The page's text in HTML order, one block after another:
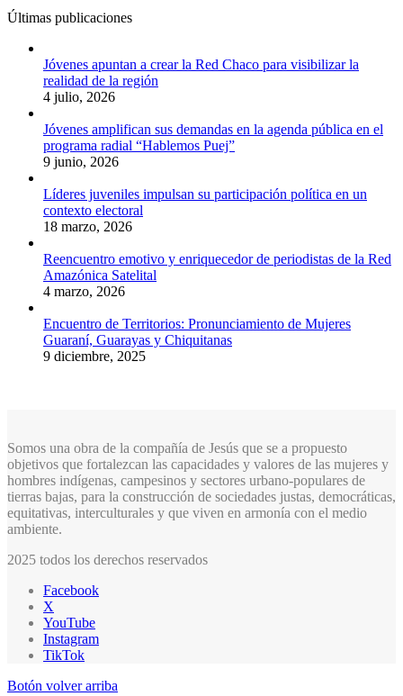
Últimas publicaciones
Jóvenes apuntan a crear la Red Chaco para visibilizar la
realidad de la región
4 julio, 2026
Jóvenes amplifican sus demandas en la agenda pública en el
programa radial “Hablemos Puej”
9 junio, 2026
Líderes juveniles impulsan su participación política en un
contexto electoral
18 marzo, 2026
Reencuentro emotivo y enriquecedor de periodistas de la Red
Amazónica Satelital
4 marzo, 2026
Encuentro de Territorios: Pronunciamiento de Mujeres
Guaraní, Guarayas y Chiquitanas
9 diciembre, 2025
Somos una obra de la compañía de Jesús que se a propuesto
objetivos que fortalezcan las capacidades y valores de las mujeres y
hombres indígenas, campesinos y sectores urbano-populares de
tierras bajas, para la construcción de sociedades justas, democráticas,
equitativas, interculturales y que viven en armonía con el medio
ambiente.
2025 todos los derechos reservados
Facebook
X
YouTube
Instagram
TikTok
Botón volver arriba